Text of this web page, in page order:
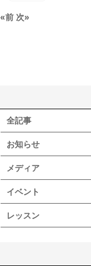
«前 次»
全記事
お知らせ
メディア
イベント
レッスン